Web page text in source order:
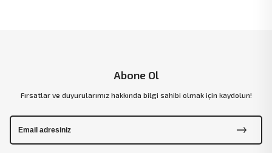
Abone Ol
Fırsatlar ve duyurularımız hakkında bilgi sahibi olmak için kaydolun!